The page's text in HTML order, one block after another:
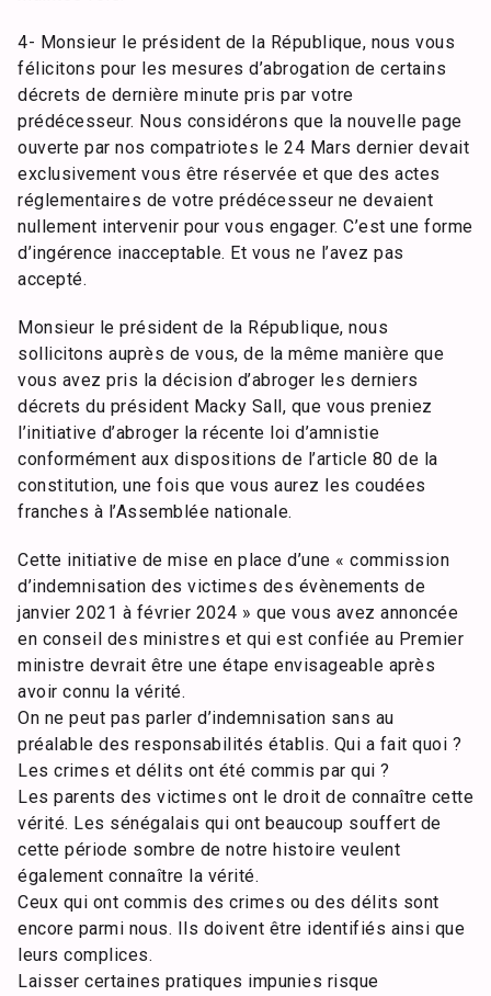
4- Monsieur le président de la République, nous vous
félicitons pour les mesures d’abrogation de certains
décrets de dernière minute pris par votre
prédécesseur. Nous considérons que la nouvelle page
ouverte par nos compatriotes le 24 Mars dernier devait
exclusivement vous être réservée et que des actes
réglementaires de votre prédécesseur ne devaient
nullement intervenir pour vous engager. C’est une forme
d’ingérence inacceptable. Et vous ne l’avez pas
accepté.
Monsieur le président de la République, nous
sollicitons auprès de vous, de la même manière que
vous avez pris la décision d’abroger les derniers
décrets du président Macky Sall, que vous preniez
l’initiative d’abroger la récente loi d’amnistie
conformément aux dispositions de l’article 80 de la
constitution, une fois que vous aurez les coudées
franches à l’Assemblée nationale.
Cette initiative de mise en place d’une « commission
d’indemnisation des victimes des évènements de
janvier 2021 à février 2024 » que vous avez annoncée
en conseil des ministres et qui est confiée au Premier
ministre devrait être une étape envisageable après
avoir connu la vérité.
On ne peut pas parler d’indemnisation sans au
préalable des responsabilités établis. Qui a fait quoi ?
Les crimes et délits ont été commis par qui ?
Les parents des victimes ont le droit de connaître cette
vérité. Les sénégalais qui ont beaucoup souffert de
cette période sombre de notre histoire veulent
également connaître la vérité.
Ceux qui ont commis des crimes ou des délits sont
encore parmi nous. Ils doivent être identifiés ainsi que
leurs complices.
Laisser certaines pratiques impunies risque